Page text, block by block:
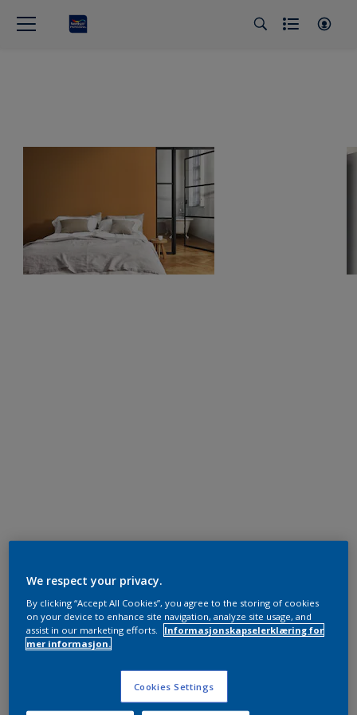
We respect your privacy.
By clicking “Accept All Cookies”, you agree to the storing of cookies
on your device to enhance site navigation, analyze site usage, and
assist in our marketing efforts.
Informasjonskapselerklæring for
mer informasjon.
Cookies Settings